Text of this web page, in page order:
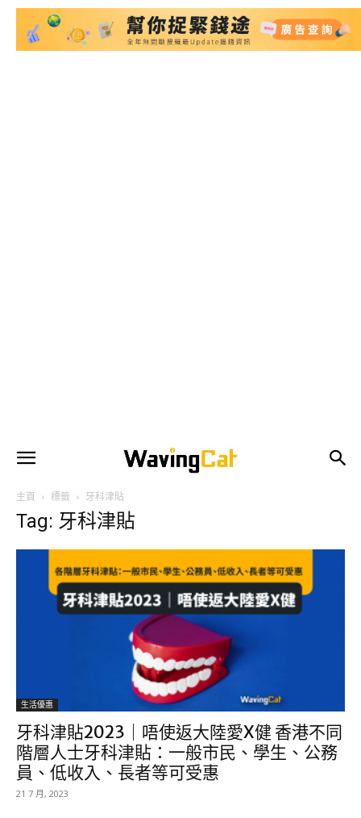
主頁 標籤 牙科津貼
Tag: 牙科津貼
生活優惠
牙科津貼2023｜唔使返大陸愛X健 香港不同
階層人士牙科津貼：一般市民、學生、公務
員、低收入、長者等可受惠
21 7 月, 2023